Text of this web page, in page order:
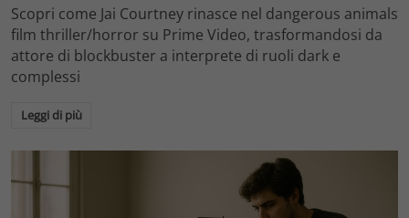
Scopri come Jai Courtney rinasce nel dangerous animals
film thriller/horror su Prime Video, trasformandosi da
attore di blockbuster a interprete di ruoli dark e
complessi
Leggi di più